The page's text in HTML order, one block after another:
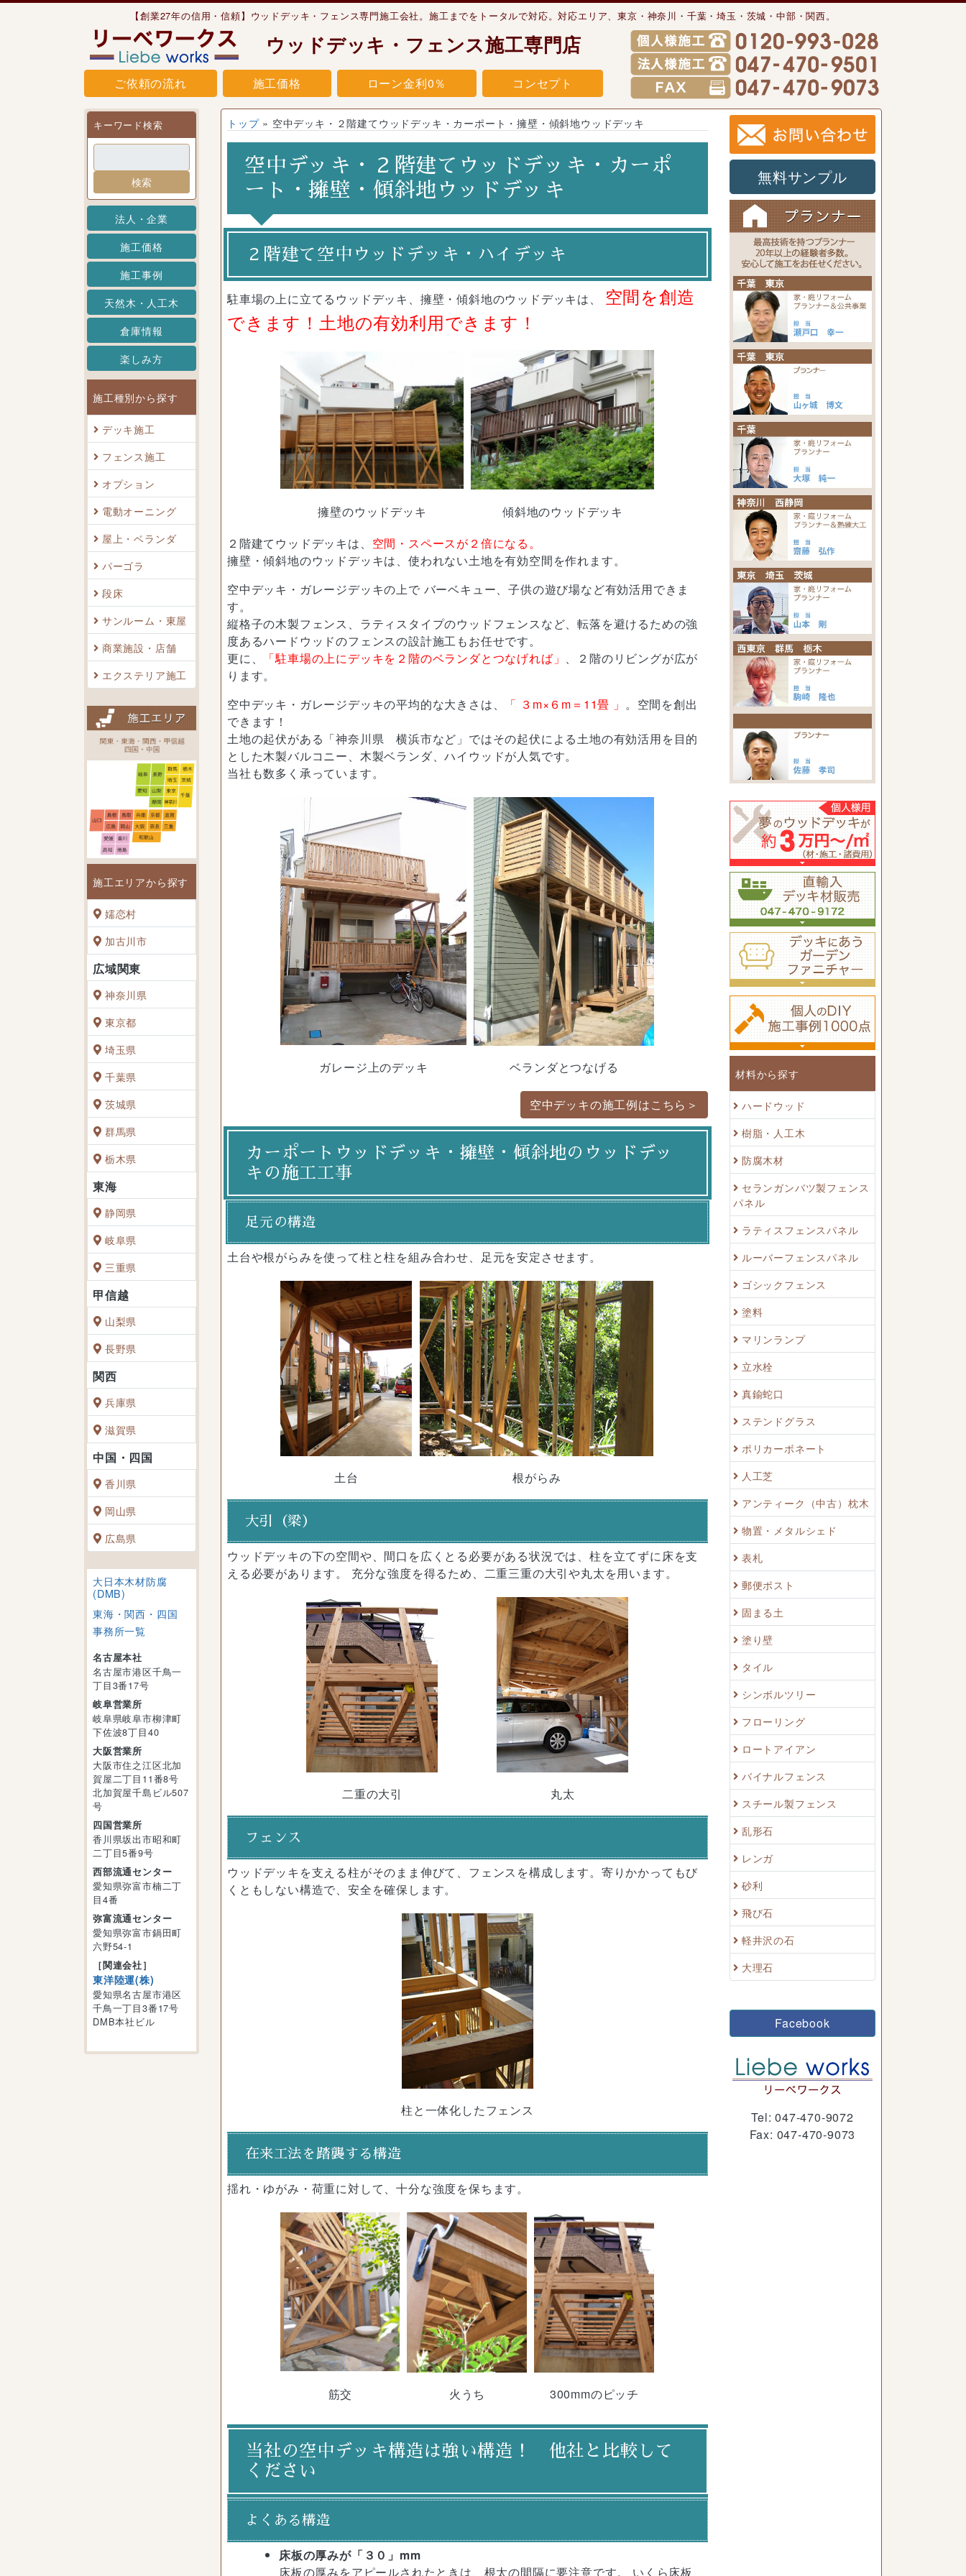
【創業27年の信用・信頼】ウッドデッキ・フェンス専門施工会社。施工までをトータルで対応。対応エリア、東京・神奈川・千葉・埼玉・茨城・中部・関西。
ウッドデッキ・フェンス施工専門店
ご依頼の流れ 施工価格 ローン金利0％ コンセプト
キーワード検索
検索
法人・企業
施工価格
施工事例
天然木・人工木
倉庫情報
楽しみ方
施工種別から探す
デッキ施工
フェンス施工
オプション
電動オーニング
屋上・ベランダ
パーゴラ
段床
サンルーム・東屋
商業施設・店舗
エクステリア施工
施工エリアから探す
嬬恋村
加古川市
神奈川県
東京都
埼玉県
千葉県
茨城県
群馬県
栃木県
静岡県
岐阜県
三重県
山梨県
長野県
兵庫県
滋賀県
香川県
岡山県
広島県
大日本木材防腐
(DMB)
東海・関西・四国
事務所一覧
名古屋本社
名古屋市港区千鳥一
丁目3番17号
岐阜営業所
岐阜県岐阜市柳津町
下佐波8丁目40
大阪営業所
大阪市住之江区北加
賀屋二丁目11番8号
北加賀屋千島ビル507
号
四国営業所
香川県坂出市昭和町
二丁目5番9号
西部流通センター
愛知県弥富市楠二丁
目4番
弥富流通センター
愛知県弥富市鍋田町
六野54-1
［関連会社］
東洋陸運(株)
愛知県名古屋市港区
千鳥一丁目3番17号
DMB本社ビル
トップ» 空中デッキ・２階建てウッドデッキ・カーポート・擁壁・傾斜地ウッドデッキ
空中デッキ・２階建てウッドデッキ・カーポ
ート・擁壁・傾斜地ウッドデッキ
２階建て空中ウッドデッキ・ハイデッキ
駐車場の上に立てるウッドデッキ、擁壁・傾斜地のウッドデッキは、
空間を創造
できます！土地の有効利用できます！
擁壁のウッドデッキ
傾斜地のウッドデッキ
２階建てウッドデッキは、 空間・スペースが２倍になる。
擁壁・傾斜地のウッドデッキは、使われない土地を有効空間を作れます。
空中デッキ・ガレージデッキの上で バーベキュー、子供の遊び場など有効活用できま
す。
縦格子の木製フェンス、ラティスタイプのウッドフェンスなど、転落を避けるための強
度あるハードウッドのフェンスの設計施工もお任せです。
更に、
「駐車場の上にデッキを２階のベランダとつなげれば」 、２階のリビングが広が
ります。
空中デッキ・ガレージデッキの平均的な大きさは、
「 ３m×６m＝11畳 」 。空間を創出
できます！
土地の起伏がある「神奈川県 横浜市など」ではその起伏による土地の有効活用を目的
とした木製バルコニー、木製ベランダ、ハイウッドが人気です。
当社も数多く承っています。
ガレージ上のデッキ ベランダとつなげる
空中デッキの施工例はこちら＞
カーポートウッドデッキ・擁壁・傾斜地のウッドデッ
キの施工工事
足元の構造
土台や根がらみを使って柱と柱を組み合わせ、足元を安定させます。
土台 根がらみ
大引（梁）
ウッドデッキの下の空間や、間口を広くとる必要がある状況では、柱を立てずに床を支
える必要があります。 充分な強度を得るため、二重三重の大引や丸太を用います。
二重の大引 丸太
フェンス
ウッドデッキを支える柱がそのまま伸びて、フェンスを構成します。寄りかかってもび
くともしない構造で、安全を確保します。
柱と一体化したフェンス
在来工法を踏襲する構造
揺れ・ゆがみ・荷重に対して、十分な強度を保ちます。
筋交 火うち 300mmのピッチ
当社の空中デッキ構造は強い構造！ 他社と比較して
ください
よくある構造
床板の厚みが「３０」mm
床板の厚みをアピールされたときは、根太の間隔に要注意です。 いくら床板
無料サンプル
材料から探す
ハードウッド
樹脂・人工木
防腐木材
セランガンバツ製フェンス
パネル
ラティスフェンスパネル
ルーバーフェンスパネル
ゴシックフェンス
塗料
マリンランプ
立水栓
真鍮蛇口
ステンドグラス
ポリカーボネート
人工芝
アンティーク（中古）枕木
物置・メタルシェド
表札
郵便ポスト
固まる土
塗り壁
タイル
シンボルツリー
フローリング
ロートアイアン
バイナルフェンス
スチール製フェンス
乱形石
レンガ
砂利
飛び石
軽井沢の石
大理石
Facebook
Tel: 047-470-9072
Fax: 047-470-9073